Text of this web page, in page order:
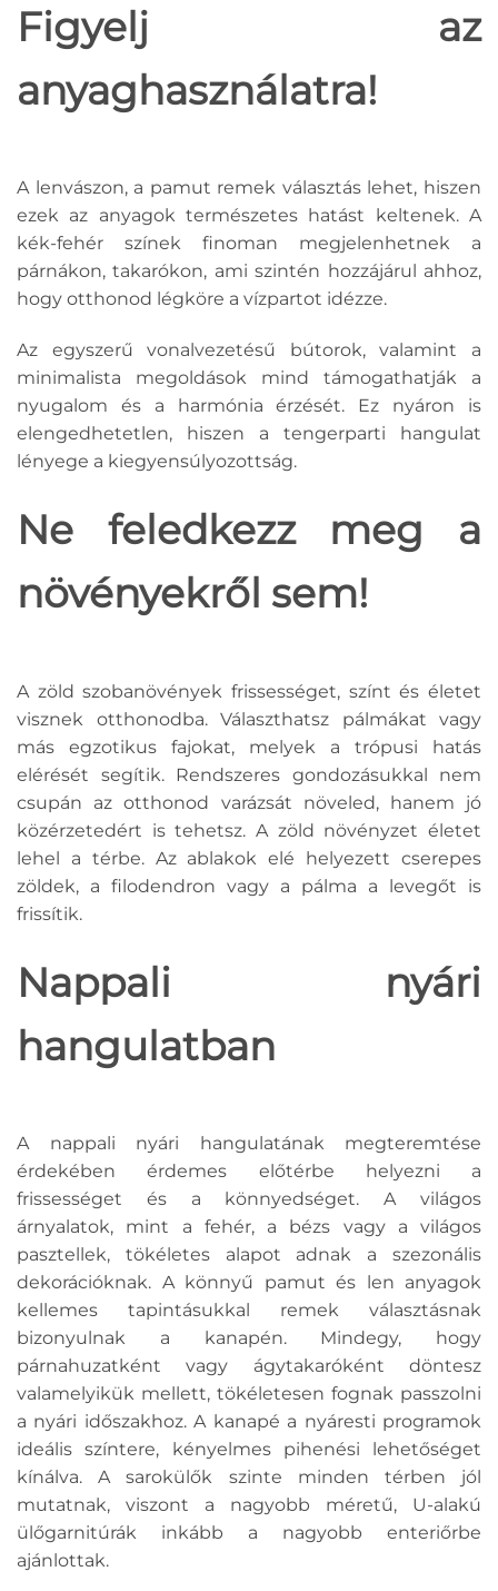
Figyelj az
anyaghasználatra!
A lenvászon, a pamut remek választás lehet, hiszen
ezek az anyagok természetes hatást keltenek. A
kék-fehér színek finoman megjelenhetnek a
párnákon, takarókon, ami szintén hozzájárul ahhoz,
hogy otthonod légköre a vízpartot idézze.
Az egyszerű vonalvezetésű bútorok, valamint a
minimalista megoldások mind támogathatják a
nyugalom és a harmónia érzését. Ez nyáron is
elengedhetetlen, hiszen a tengerparti hangulat
lényege a kiegyensúlyozottság.
Ne feledkezz meg a
növényekről sem!
A zöld szobanövények frissességet, színt és életet
visznek otthonodba. Választhatsz pálmákat vagy
más egzotikus fajokat, melyek a trópusi hatás
elérését segítik. Rendszeres gondozásukkal nem
csupán az otthonod varázsát növeled, hanem jó
közérzetedért is tehetsz. A zöld növényzet életet
lehel a térbe. Az ablakok elé helyezett cserepes
zöldek, a filodendron vagy a pálma a levegőt is
frissítik.
Nappali nyári
hangulatban
A nappali nyári hangulatának megteremtése
érdekében érdemes előtérbe helyezni a
frissességet és a könnyedséget. A világos
árnyalatok, mint a fehér, a bézs vagy a világos
pasztellek, tökéletes alapot adnak a szezonális
dekorációknak. A könnyű pamut és len anyagok
kellemes tapintásukkal remek választásnak
bizonyulnak a kanapén. Mindegy, hogy
párnahuzatként vagy ágytakaróként döntesz
valamelyikük mellett, tökéletesen fognak passzolni
a nyári időszakhoz. A kanapé a nyáresti programok
ideális színtere, kényelmes pihenési lehetőséget
kínálva. A sarokülők szinte minden térben jól
mutatnak, viszont a nagyobb méretű, U-alakú
ülőgarnitúrák inkább a nagyobb enteriőrbe
ajánlottak.